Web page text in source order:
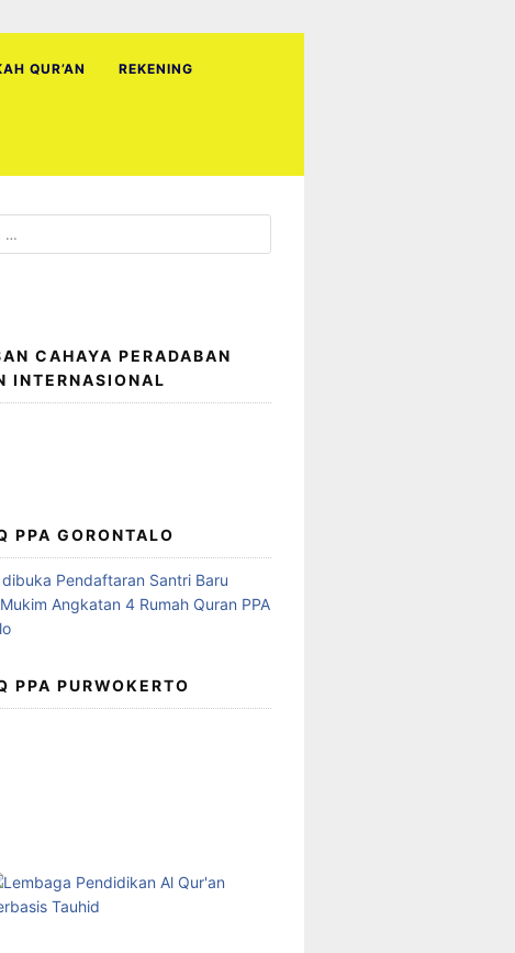
QUR’AN REKENING
CAHAYA PERADABAN
INTERNASIONAL
PPA GORONTALO
PPA PURWOKERTO